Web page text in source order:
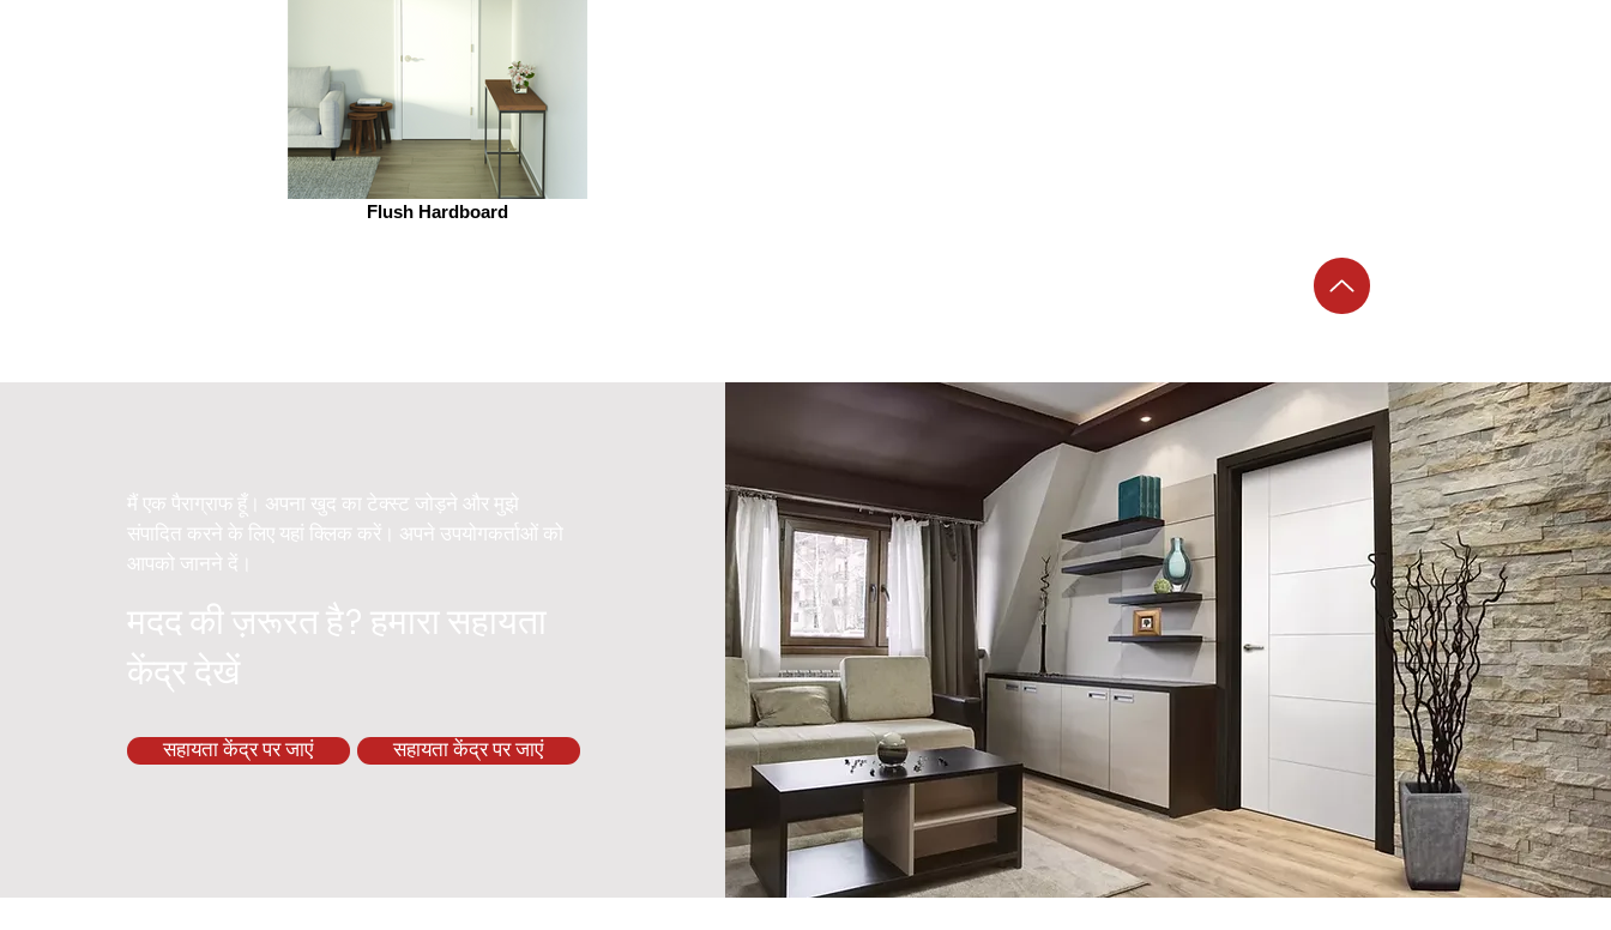
Flush Hardboard
मैं एक पैराग्राफ हूँ। अपना खुद का टेक्स्ट जोड़ने और मुझे
संपादित करने के लिए यहां क्लिक करें। अपने उपयोगकर्ताओं को
आपको जानने दें।
मदद की ज़रूरत है? हमारा सहायता
केंद्र देखें
सहायता केंद्र पर जाएं सहायता केंद्र पर जाएं